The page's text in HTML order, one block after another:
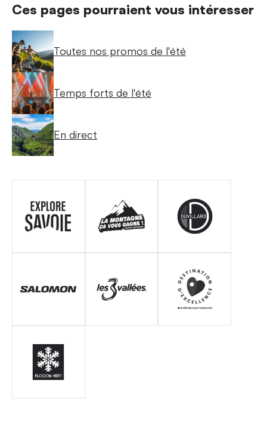
Ces pages pourraient vous intéresser
Toutes nos promos de l'été
Temps forts de l'été
En direct